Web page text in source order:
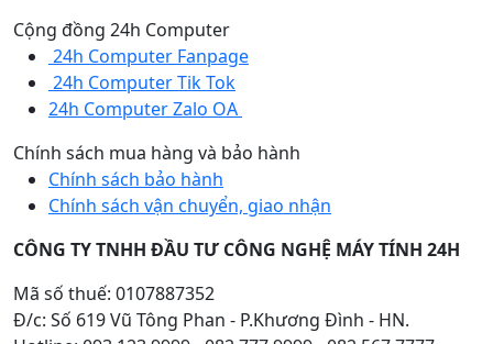
Cộng đồng 24h Computer
24h Computer Fanpage
24h Computer Tik Tok
24h Computer Zalo OA
Chính sách mua hàng và bảo hành
Chính sách bảo hành
Chính sách vận chuyển, giao nhận
CÔNG TY TNHH ĐẦU TƯ CÔNG NGHỆ MÁY TÍNH 24H
Mã số thuế: 0107887352
Đ/c: Số 619 Vũ Tông Phan - P.Khương Đình - HN.